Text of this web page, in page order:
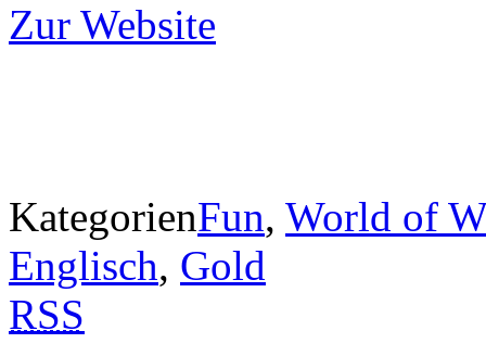
Zur Website
KategorienFun, World of
Englisch, Gold
RSS